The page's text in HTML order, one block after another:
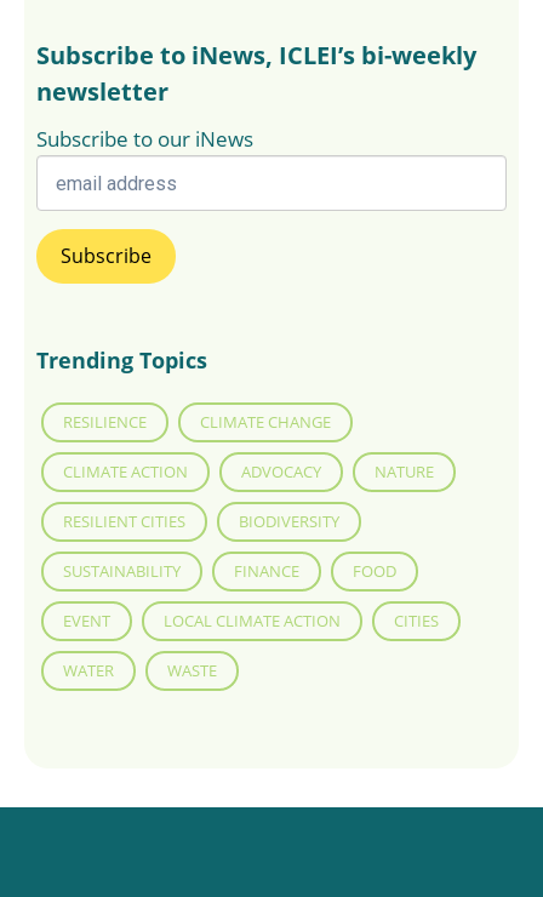
Subscribe to iNews, ICLEI’s bi-weekly
newsletter
Subscribe to our iNews
Trending Topics
RESILIENCE CLIMATE CHANGE
CLIMATE ACTION ADVOCACY NATURE
RESILIENT CITIES BIODIVERSITY
SUSTAINABILITY FINANCE FOOD
EVENT LOCAL CLIMATE ACTION CITIES
WATER WASTE